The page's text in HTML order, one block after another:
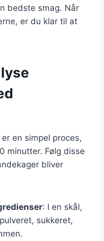
bedste smag. Når
er du klar til at
en simpel proces,
minutter. Følg disse
bliver
: I en skål,
sukkeret,